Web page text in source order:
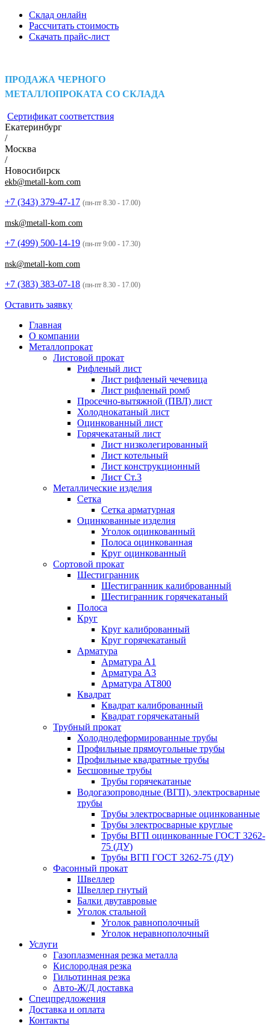
Склад онлайн
Рассчитать стоимость
Скачать прайс-лист
ПРОДАЖА ЧЕРНОГО
МЕТАЛЛОПРОКАТА СО СКЛАДА
Сертификат соответствия
Екатеринбург
/
Москва
/
Новосибирск
ekb@metall-kom.com
+7 (343) 379-47-17 (пн-пт 8.30 - 17.00)
msk@metall-kom.com
+7 (499) 500-14-19 (пн-пт 9:00 - 17.30)
nsk@metall-kom.com
+7 (383) 383-07-18 (пн-пт 8.30 - 17.00)
Оставить заявку
Главная
О компании
Металлопрокат
Листовой прокат
Рифленый лист
Лист рифленый чечевица
Лист рифленый ромб
Просечно-вытяжной (ПВЛ) лист
Холоднокатаный лист
Оцинкованный лист
Горячекатаный лист
Лист низколегированный
Лист котельный
Лист конструкционный
Лист Ст.3
Металлические изделия
Сетка
Сетка арматурная
Оцинкованные изделия
Уголок оцинкованный
Полоса оцинкованная
Круг оцинкованный
Сортовой прокат
Шестигранник
Шестигранник калиброванный
Шестигранник горячекатаный
Полоса
Круг
Круг калиброванный
Круг горячекатаный
Арматура
Арматура А1
Арматура А3
Арматура АТ800
Квадрат
Квадрат калиброванный
Квадрат горячекатаный
Трубный прокат
Холоднодеформированные трубы
Профильные прямоугольные трубы
Профильные квадратные трубы
Бесшовные трубы
Трубы горячекатаные
Водогазопроводные (ВГП), электросварные
трубы
Трубы электросварные оцинкованные
Трубы электросварные круглые
Трубы ВГП оцинкованные ГОСТ 3262-
75 (ДУ)
Трубы ВГП ГОСТ 3262-75 (ДУ)
Фасонный прокат
Швеллер
Швеллер гнутый
Балки двутавровые
Уголок стальной
Уголок равнополочный
Уголок неравнополочный
Услуги
Газоплазменная резка металла
Кислородная резка
Гильотинная резка
Авто-Ж/Д доставка
Спецпредложения
Доставка и оплата
Контакты